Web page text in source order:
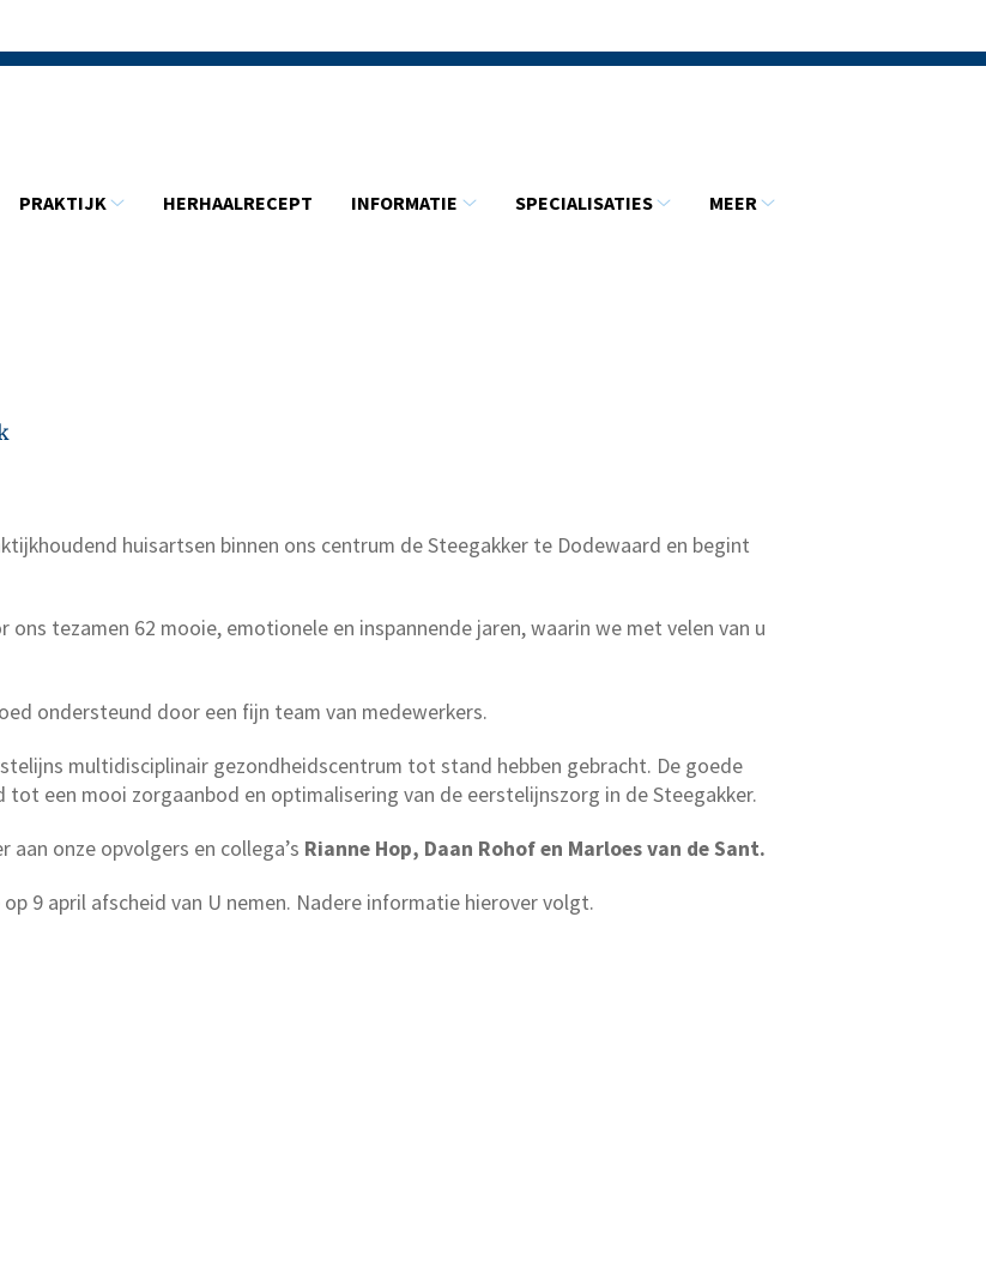
PRAKTIJK
HERHAALRECEPT
INFORMATIE
SPECIALISATIES
MEER
huisartsen binnen ons centrum de Steegakker te Dodewaard en begint
tezamen 62 mooie, emotionele en inspannende jaren, waarin we met velen van u
ondersteund door een fijn team van medewerkers.
multidisciplinair gezondheidscentrum tot stand hebben gebracht. De goede
tot een mooi zorgaanbod en optimalisering van de eerstelijnszorg in de Steegakker.
onze opvolgers en collega’s Rianne Hop, Daan Rohof en Marloes van de Sant.
9 april afscheid van U nemen. Nadere informatie hierover volgt.